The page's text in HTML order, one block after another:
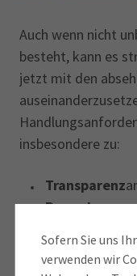
Sofern Sie uns
verwenden wir
Auch wenn nicht
besteht, kann es
jetzt mit den
insbesondere zu:
Transparenz
Entgelthöhe